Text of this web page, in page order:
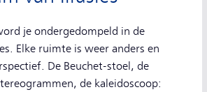
je ondergedompeld in de
Elke ruimte is weer anders en
De Beuchet-stoel, de
de kaleidoscoop: